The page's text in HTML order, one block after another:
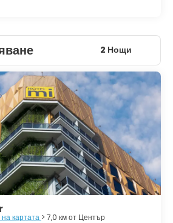
2 Нощи
картата > 7,0 км от Център